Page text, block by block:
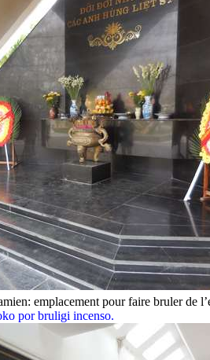
emplacement pour faire bruler de
por bruligi incenso.